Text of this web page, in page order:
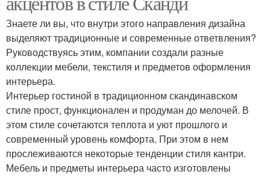
Знаете ли вы, что внутри этого направления дизайна
выделяют традиционные и современные ответвления?
Руководствуясь этим, компании создали разные
коллекции мебели, текстиля и предметов оформления
интерьера.
Интерьер гостиной в традиционном скандинавском
стиле прост, функционален и продуман до мелочей. В
этом стиле сочетаются теплота и уют прошлого и
современный уровень комфорта. При этом в нем
прослеживаются некоторые тенденции стиля кантри.
Мебель и предметы интерьера часто изготовлены